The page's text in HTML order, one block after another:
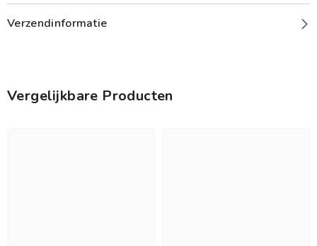
Verzendinformatie
Vergelijkbare Producten